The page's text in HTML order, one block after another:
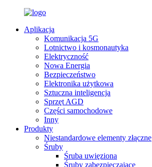
Aplikacja
Komunikacja 5G
Lotnictwo i kosmonautyka
Elektryczność
Nowa Energia
Bezpieczeństwo
Elektronika użytkowa
Sztuczna inteligencja
Sprzęt AGD
Części samochodowe
Inny
Produkty
Niestandardowe elementy złączne
Śruby
Śruba uwięziona
Śruby zabezpieczające